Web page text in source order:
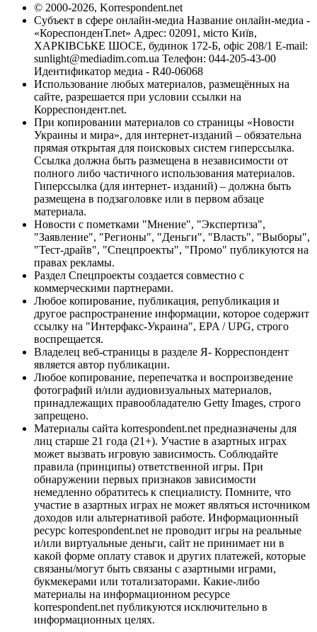
© 2000-2026, Korrespondent.net
Субъект в сфере онлайн-медиа Название онлайн-медиа -
«КореспонденТ.net» Адрес: 02091, місто Київ,
ХАРКІВСЬКЕ ШОСЕ, будинок 172-Б, офіс 208/1 E-mail:
sunlight@mediadim.com.ua Телефон: 044-205-43-00
Идентификатор медиа - R40-06068
Использование любых материалов, размещённых на
сайте, разрешается при условии ссылки на
Корреспондент.net.
При копировании материалов со страницы «Новости
Украины и мира», для интернет-изданий – обязательна
прямая открытая для поисковых систем гиперссылка.
Ссылка должна быть размещена в независимости от
полного либо частичного использования материалов.
Гиперссылка (для интернет- изданий) – должна быть
размещена в подзаголовке или в первом абзаце
материала.
Новости с пометками "Мнение", "Экспертиза",
"Заявление", "Регионы", "Деньги", "Власть", "Выборы",
"Тест-драйв", "Спецпроекты", "Промо" публикуются на
правах рекламы.
Раздел Спецпроекты создается совместно с
коммерческими партнерами.
Любое копирование, публикация, републикация и
другое распространение информации, которое содержит
ссылку на "Интерфакс-Украина", EPA / UPG, строго
воспрещается.
Владелец веб-страницы в разделе Я- Корреспондент
является автор публикации.
Любое копирование, перепечатка и воспроизведение
фотографий и/или аудиовизуальных материалов,
принадлежащих правообладателю Getty Images, строго
запрещено.
Материалы сайта korrespondent.net предназначены для
лиц старше 21 года (21+). Участие в азартных играх
может вызвать игровую зависимость. Соблюдайте
правила (принципы) ответственной игры. При
обнаружении первых признаков зависимости
немедленно обратитесь к специалисту. Помните, что
участие в азартных играх не может являться источником
доходов или альтернативой работе. Информационный
ресурс korrespondent.net не проводит игры на реальные
и/или виртуальные деньги, сайт не принимает ни в
какой форме оплату ставок и других платежей, которые
связаны/могут быть связаны с азартными играми,
букмекерами или тотализаторами. Какие-либо
материалы на информационном ресурсе
korrespondent.net публикуются исключительно в
информационных целях.